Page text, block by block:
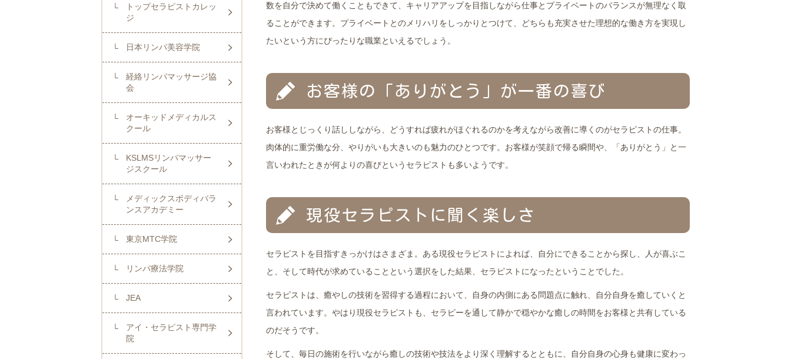
数を自分で決めて働くこともできて、キャリアアップを目指しながら仕事とプライベートのバランスが無理なく取
ることができます。プライベートとのメリハリをしっかりとつけて、どちらも充実させた理想的な働き方を実現し
たいという方にぴったりな職業といえるでしょう。
お客様の「ありがとう」が一番の喜び
お客様とじっくり話ししながら、どうすれば疲れがほぐれるのかを考えながら改善に導くのがセラピストの仕事。
肉体的に重労働な分、やりがいも大きいのも魅力のひとつです。お客様が笑顔で帰る瞬間や、「ありがとう」と一
言いわれたときが何よりの喜びというセラピストも多いようです。
現役セラピストに聞く楽しさ
セラピストを目指すきっかけはさまざま。ある現役セラピストによれば、自分にできることから探し、人が喜ぶこ
と、そして時代が求めていることという選択をした結果、セラピストになったということでした。
セラピストは、癒やしの技術を習得する過程において、自身の内側にある問題点に触れ、自分自身を癒していくと
言われています。やはり現役セラピストも、セラピーを通して静かで穏やかな癒しの時間をお客様と共有している
のだそうです。
そして、毎日の施術を行いながら癒しの技術や技法をより深く理解するとともに、自分自身の心身も健康に変わっ
トップセラピストカレッ
ジ
日本リンパ美容学院
経絡リンパマッサージ協
会
オーキッドメディカルス
クール
KSLMSリンパマッサー
ジスクール
メディックスボディバラ
ンスアカデミー
東京MTC学院
リンパ療法学院
JEA
アイ・セラピスト専門学
院